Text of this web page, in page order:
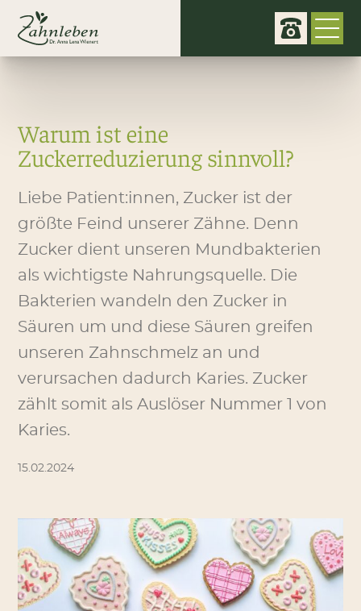
Warum ist eine
Zuckerreduzierung sinnvoll?
Liebe Patient:innen, Zucker ist der
größte Feind unserer Zähne. Denn
Zucker dient unseren Mundbakterien
als wichtigste Nahrungsquelle. Die
Bakterien wandeln den Zucker in
Säuren um und diese Säuren greifen
unseren Zahnschmelz an und
verursachen dadurch Karies. Zucker
zählt somit als Auslöser Nummer 1 von
Karies.
15.02.2024